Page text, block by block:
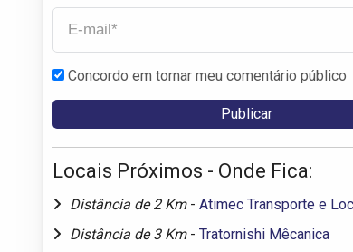
Concordo em tornar meu comentário público
Locais Próximos - Onde Fica:
Distância de 2 Km - Atimec Transporte e
Distância de 3 Km - Tratornishi Mêcanica